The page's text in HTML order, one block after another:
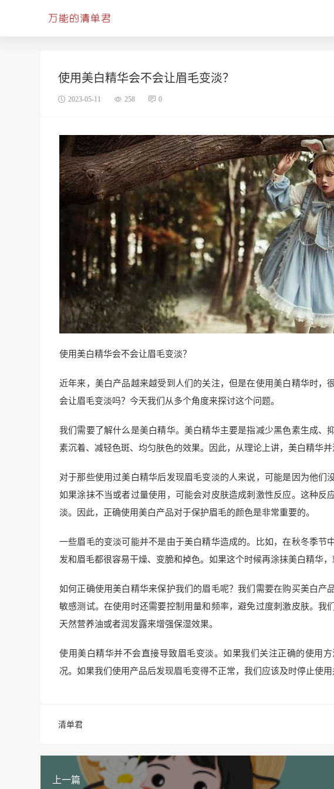
使用美白精华会不会让眉毛变淡？
2023-05-11 258 0
使用美白精华会不会让眉毛变淡？
近年来，美白产品越来越受到人们的关注，但是在使用美白精华时，
会让眉毛变淡吗？今天我们从多个角度来探讨这个问题。
我们需要了解什么是美白精华。美白精华主要是指减少黑色素生成、
素沉着、减轻色斑、均匀肤色的效果。因此，从理论上讲，美白精华
对于那些使用过美白精华后发现眉毛变淡的人来说，可能是因为他们
如果涂抹不当或者过量使用，可能会对皮肤造成刺激性反应。这种反
淡。因此，正确使用美白产品对于保护眉毛的颜色是非常重要的。
一些眉毛的变淡可能并不是由于美白精华造成的。比如，在秋冬季节
发和眉毛都很容易干燥、变脆和掉色。如果这个时候再涂抹美白精华，
如何正确使用美白精华来保护我们的眉毛呢？我们需要在购买美白产
敏感测试。在使用时还需要控制用量和频率，避免过度刺激皮肤。我
天然营养油或者润发露来增强保湿效果。
使用美白精华并不会直接导致眉毛变淡。如果我们关注正确的使用
况。如果我们使用产品后发现眉毛变得不正常，我们应该及时停止使用
清单君
上一篇